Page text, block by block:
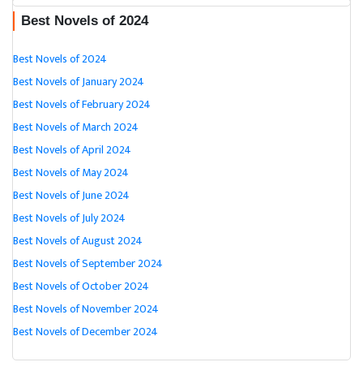
Best Novels of 2024
Best Novels of 2024
Best Novels of January 2024
Best Novels of February 2024
Best Novels of March 2024
Best Novels of April 2024
Best Novels of May 2024
Best Novels of June 2024
Best Novels of July 2024
Best Novels of August 2024
Best Novels of September 2024
Best Novels of October 2024
Best Novels of November 2024
Best Novels of December 2024